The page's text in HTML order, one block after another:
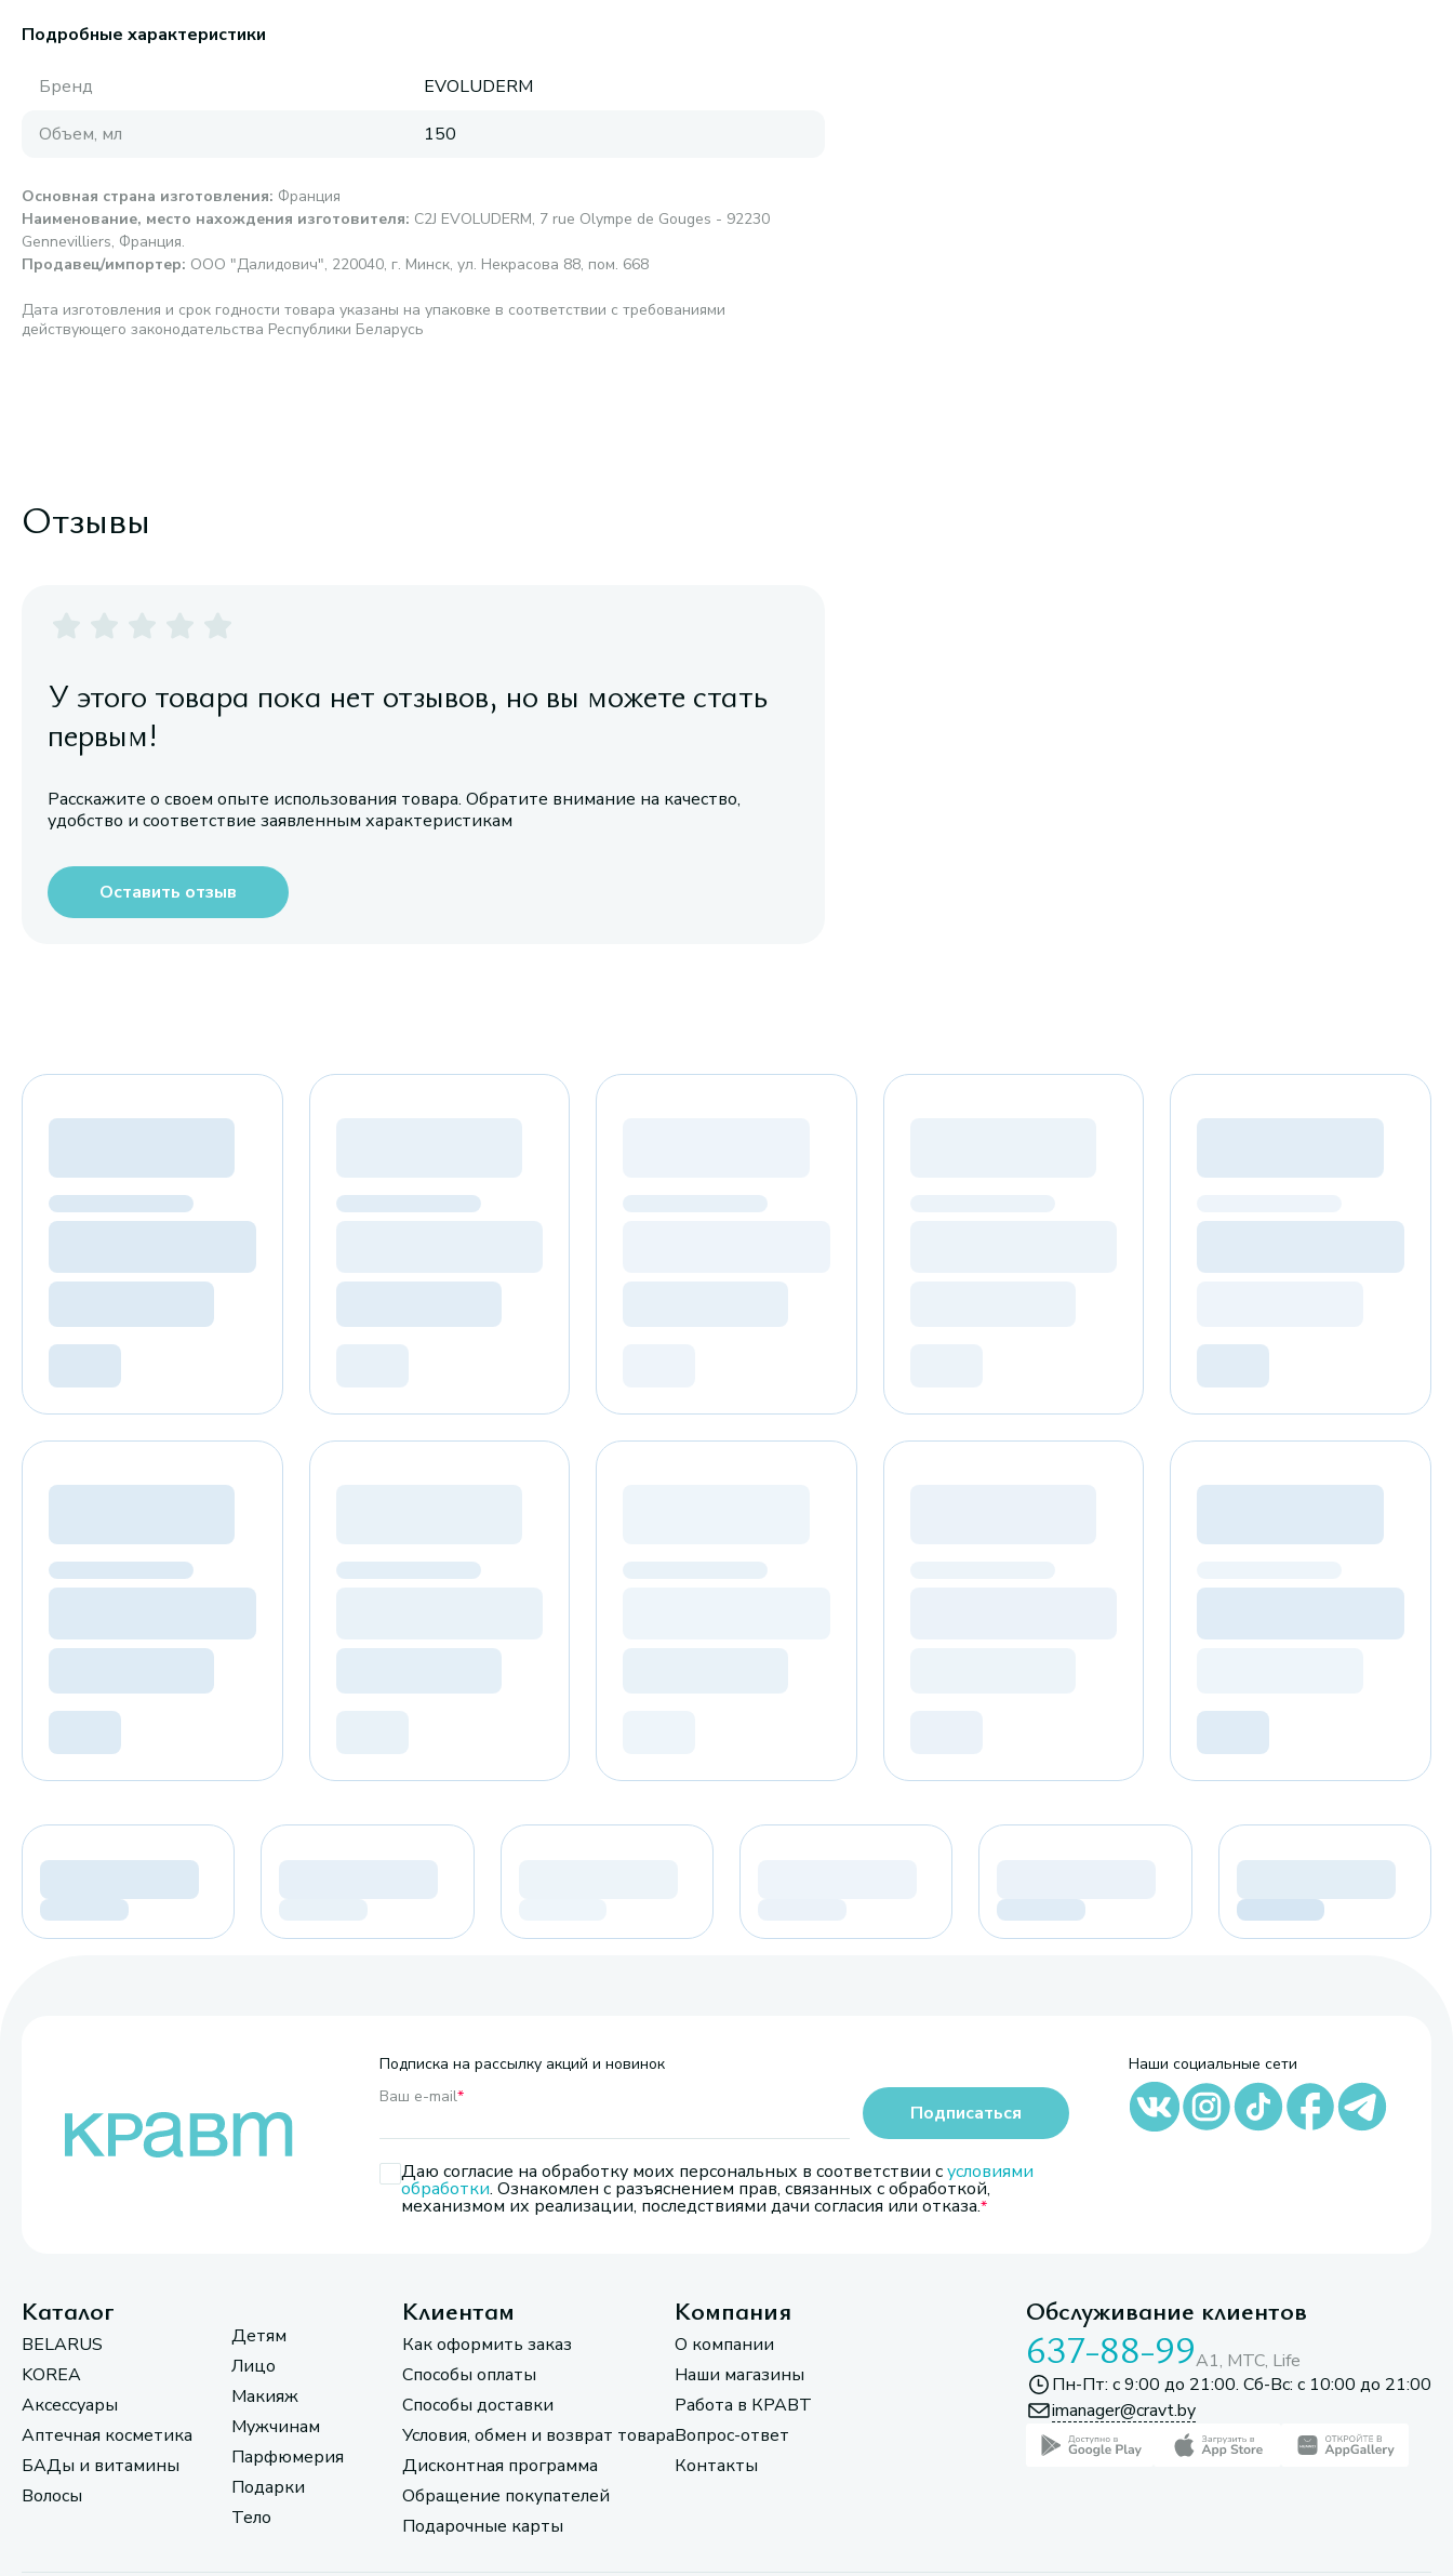
Подробные характеристики
Бренд
EVOLUDERM
Объем, мл
150
Основная страна изготовления: Франция
Наименование, место нахождения изготовителя: C2J EVOLUDERM, 7 rue Olympe de Gouges - 92230
Gennevilliers, Франция.
Продавец/импортер: ООО "Далидович", 220040, г. Минск, ул. Некрасова 88, пом. 668
Дата изготовления и срок годности товара указаны на упаковке в соответствии с требованиями
действующего законодательства Республики Беларусь
Отзывы
У этого товара пока нет отзывов, но вы можете стать
первым!
Расскажите о своем опыте использования товара. Обратите внимание на качество,
удобство и соответствие заявленным характеристикам
Оставить отзыв
Подписка на рассылку акций и новинок
Ваш e-mail*
Даю согласие на обработку моих персональных в соответствии сусловиями
обработки. Ознакомлен с разъяснением прав, связанных с обработкой,
механизмом их реализации, последствиями дачи согласия или отказа.
Подписаться
Наши социальные сети
Каталог
BELARUS
KOREA
Аксессуары
Аптечная косметика
БАДы и витамины
Волосы
Детям
Лицо
Макияж
Мужчинам
Парфюмерия
Подарки
Тело
Клиентам
Как оформить заказ
Способы оплаты
Способы доставки
Условия, обмен и возврат товара
Дисконтная программа
Обращение покупателей
Подарочные карты
Компания
О компании
Наши магазины
Работа в КРАВТ
Вопрос-ответ
Контакты
Обслуживание клиентов
637-88-99A1, МТС, Life
Пн-Пт: с 9:00 до 21:00. Сб-Вс: с 10:00 до 21:00
imanager@cravt.by